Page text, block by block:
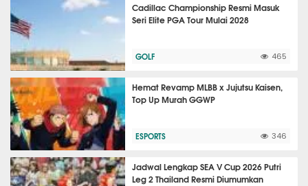
Cadillac Championship Resmi Masuk
Seri Elite PGA Tour Mulai 2028
GOLF 465
Hemat Revamp MLBB x Jujutsu Kaisen,
Top Up Murah GGWP
ESPORTS 346
Jadwal Lengkap SEA V Cup 2026 Putri
Leg 2 Thailand Resmi Diumumkan